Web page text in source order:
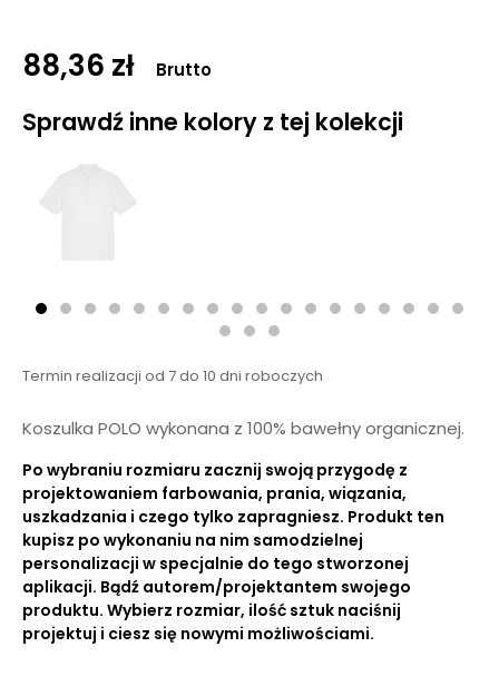
88,36 zł Brutto
Sprawdź inne kolory z tej kolekcji
Termin realizacji od 7 do 10 dni roboczych
Koszulka POLO wykonana z 100% bawełny organicznej.
Po wybraniu rozmiaru zacznij swoją przygodę z
projektowaniem farbowania, prania, wiązania,
uszkadzania i czego tylko zapragniesz. Produkt ten
kupisz po wykonaniu na nim samodzielnej
personalizacji w specjalnie do tego stworzonej
aplikacji. Bądź autorem/projektantem swojego
produktu. Wybierz rozmiar, ilość sztuk naciśnij
projektuj i ciesz się nowymi możliwościami.